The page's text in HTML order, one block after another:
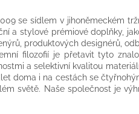
se sídlem v jihoněmeckém
a stylové prémiové doplňky,
produktových designérů,
filozofií je přetavit tyto
a selektivní kvalitou
doma i na cestách se
světě. Naše společnost je